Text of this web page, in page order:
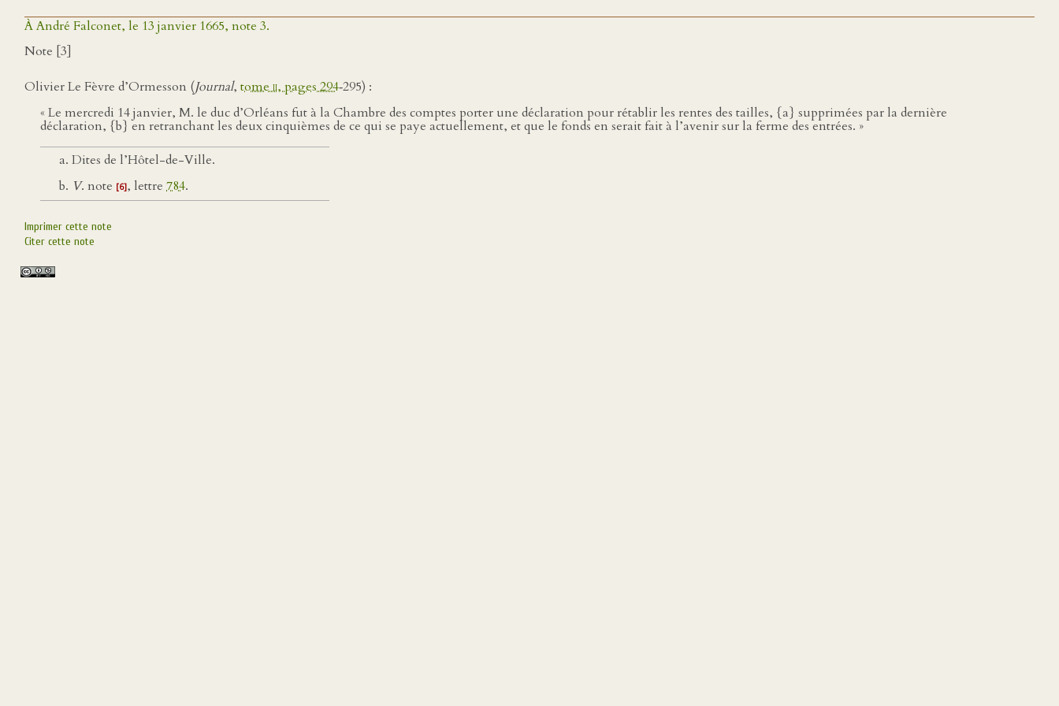
À André Falconet, le 13 janvier 1665, note 3.
Note [3]
Olivier Le Fèvre d’Ormesson (Journal, tomeii, pages 294‑295) :
« Le mercredi 14 janvier, M. le duc d’Orléans fut à la Chambre des comptes porter une déclaration pour rétablir les rentes des tailles, {a} supprimées par la dernière
déclaration, {b} en retranchant les deux cinquièmes de ce qui se paye actuellement, et que le fonds en serait fait à l’avenir sur la ferme des entrées. »
Dites de l’Hôtel-de-Ville.
V. note [6], lettre 784.
Imprimer cette note
Citer cette note